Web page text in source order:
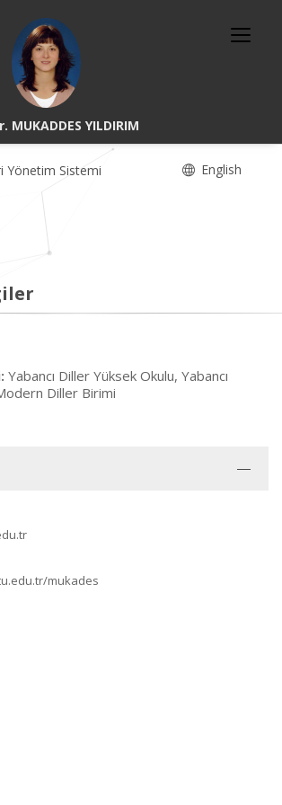
MUKADDES YILDIRIM
Yönetim Sistemi English
Yabancı Diller Yüksek Okulu, Yabancı
Diller Birimi
mukades